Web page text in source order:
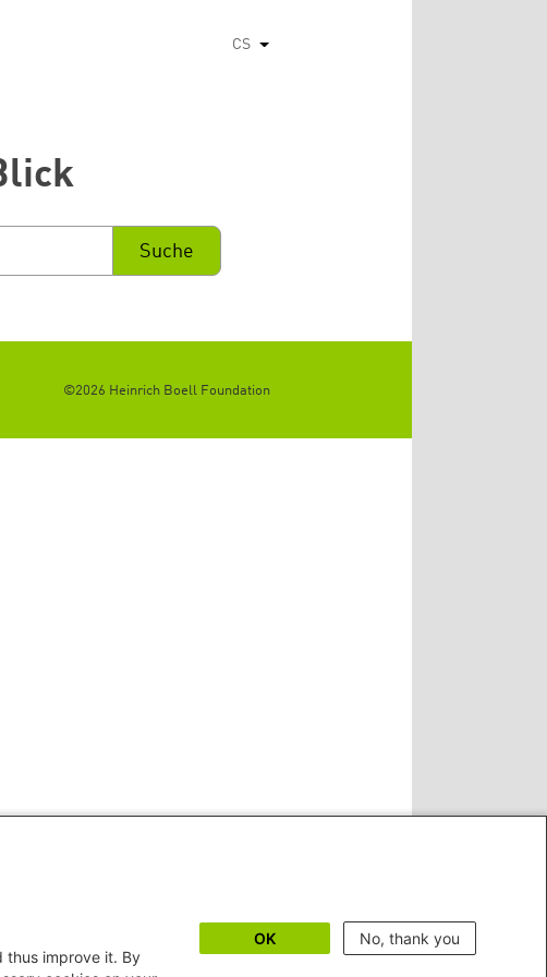
CS Vypsat dodatečné akce
©2026 Heinrich Boell Foundation
thus improve it. By
OK No, thank you